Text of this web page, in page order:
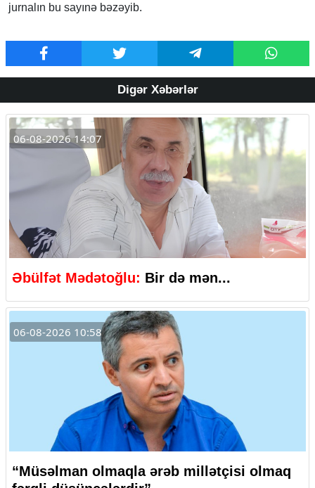
jurnalın bu sayınə bəzəyib.
Digər Xəbərlər
06-08-2026 14:07
Əbülfət Mədətoğlu: Bir də mən...
06-08-2026 10:58
“Müsəlman olmaqla ərəb millətçisi olmaq